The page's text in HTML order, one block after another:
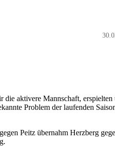
die aktivere Mannschaft, erspielten
Problem der laufenden
Peitz übernahm Herzberg